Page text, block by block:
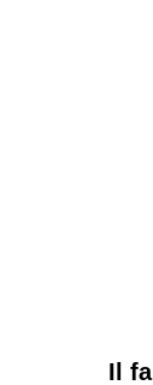
Il